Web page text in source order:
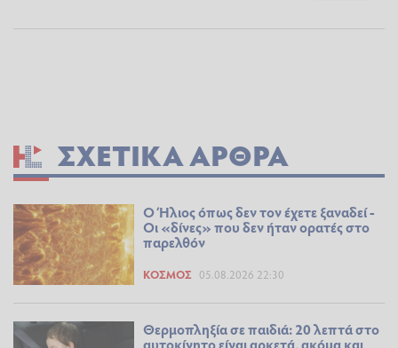
ΣΧΕΤΙΚΆ ΆΡΘΡΑ
Ο Ήλιος όπως δεν τον έχετε ξαναδεί -
Οι «δίνες» που δεν ήταν ορατές στο
παρελθόν
ΚΌΣΜΟΣ 05.08.2026 22:30
Θερμοπληξία σε παιδιά: 20 λεπτά στο
αυτοκίνητο είναι αρκετά, ακόμα και